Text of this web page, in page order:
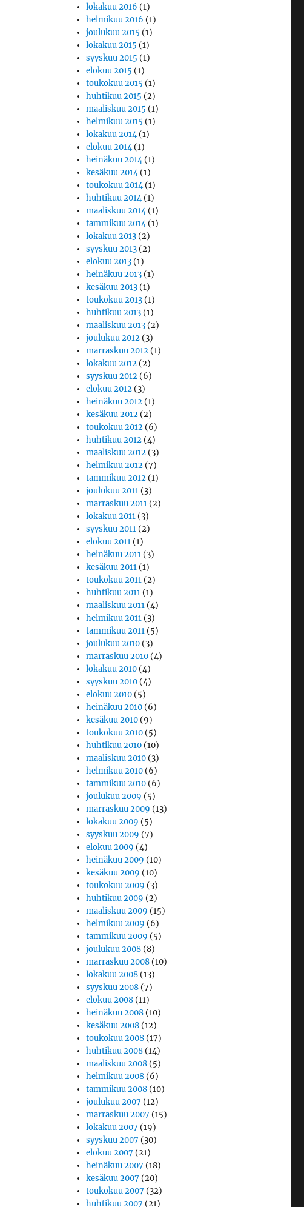
lokakuu 2016 (1)
helmikuu 2016 (1)
joulukuu 2015 (1)
lokakuu 2015 (1)
syyskuu 2015 (1)
elokuu 2015 (1)
toukokuu 2015 (1)
huhtikuu 2015 (2)
maaliskuu 2015 (1)
helmikuu 2015 (1)
lokakuu 2014(1)
elokuu 2014(1)
heinäkuu 2014(1)
kesäkuu 2014(1)
toukokuu 2014(1)
huhtikuu 2014(1)
maaliskuu 2014(1)
tammikuu 2014(1)
lokakuu 2013 (2)
syyskuu 2013 (2)
elokuu 2013 (1)
heinäkuu 2013 (1)
kesäkuu 2013 (1)
toukokuu 2013 (1)
huhtikuu 2013 (1)
maaliskuu 2013 (2)
joulukuu 2012 (3)
marraskuu 2012 (1)
lokakuu 2012 (2)
syyskuu 2012 (6)
elokuu 2012 (3)
heinäkuu 2012 (1)
kesäkuu 2012 (2)
toukokuu 2012 (6)
huhtikuu 2012 (4)
maaliskuu 2012 (3)
helmikuu 2012 (7)
tammikuu 2012 (1)
joulukuu 2011 (3)
marraskuu 2011 (2)
lokakuu 2011 (3)
syyskuu 2011 (2)
elokuu 2011 (1)
heinäkuu 2011 (3)
kesäkuu 2011 (1)
toukokuu 2011 (2)
huhtikuu 2011 (1)
maaliskuu 2011 (4)
helmikuu 2011 (3)
tammikuu 2011 (5)
joulukuu 2010 (3)
marraskuu 2010 (4)
lokakuu 2010 (4)
syyskuu 2010 (4)
elokuu 2010 (5)
heinäkuu 2010 (6)
kesäkuu 2010 (9)
toukokuu 2010 (5)
huhtikuu 2010 (10)
maaliskuu 2010 (3)
helmikuu 2010 (6)
tammikuu 2010 (6)
joulukuu 2009 (5)
marraskuu 2009 (13)
lokakuu 2009 (5)
syyskuu 2009 (7)
elokuu 2009 (4)
heinäkuu 2009 (10)
kesäkuu 2009 (10)
toukokuu 2009 (3)
huhtikuu 2009 (2)
maaliskuu 2009 (15)
helmikuu 2009 (6)
tammikuu 2009 (5)
joulukuu 2008 (8)
marraskuu 2008 (10)
lokakuu 2008 (13)
syyskuu 2008 (7)
elokuu 2008 (11)
heinäkuu 2008 (10)
kesäkuu 2008 (12)
toukokuu 2008 (17)
huhtikuu 2008 (14)
maaliskuu 2008 (5)
helmikuu 2008 (6)
tammikuu 2008 (10)
joulukuu 2007 (12)
marraskuu 2007 (15)
lokakuu 2007 (19)
syyskuu 2007 (30)
elokuu 2007 (21)
heinäkuu 2007 (18)
kesäkuu 2007 (20)
toukokuu 2007 (32)
huhtikuu 2007 (21)